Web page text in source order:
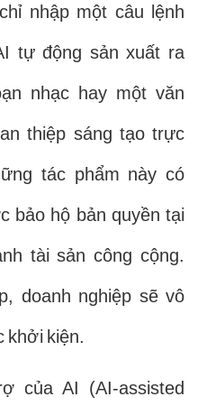
nhập một câu lệnh
tự động sản xuất ra
nhạc hay một văn
thiệp sáng tạo trực
tác phẩm này có
bảo hộ bản quyền tại
tài sản công cộng.
doanh nghiệp sẽ vô
kiện.
của AI (AI-assisted